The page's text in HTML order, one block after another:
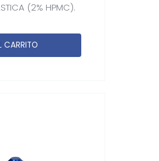
(2% HPMC).
CARRITO